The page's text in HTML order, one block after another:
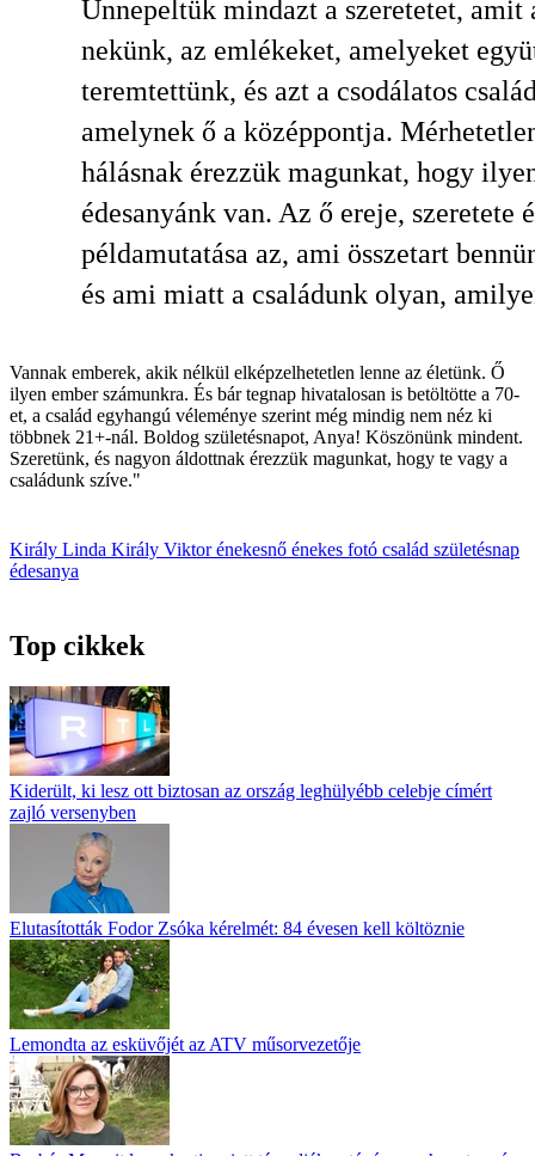
Ünnepeltük mindazt a szeretetet, amit
nekünk, az emlékeket, amelyeket
teremtettünk, és azt a csodálatos
amelynek ő a középpontja.
hálásnak érezzük magunkat, hogy
édesanyánk van. Az ő ereje, szeretete
példamutatása az, ami összetart
és ami miatt a családunk olyan,
Vannak emberek, akik nélkül elképzelhetetlen lenne az életünk. Ő
ilyen ember számunkra. És bár tegnap hivatalosan is betöltötte a 70-
et, a család egyhangú véleménye szerint még mindig nem néz ki
többnek 21+-nál. Boldog születésnapot, Anya! Köszönünk mindent.
Szeretünk, és nagyon áldottnak érezzük magunkat, hogy te vagy a
családunk szíve."
Király Linda Király Viktorénekesnő énekes fotó család születésnap
édesanya
Top cikkek
Kiderült, ki lesz ott biztosan az ország leghülyébb celebje címért
zajló versenyben
Elutasították Fodor Zsóka kérelmét: 84 évesen kell költöznie
Lemondta az esküvőjét az ATV műsorvezetője